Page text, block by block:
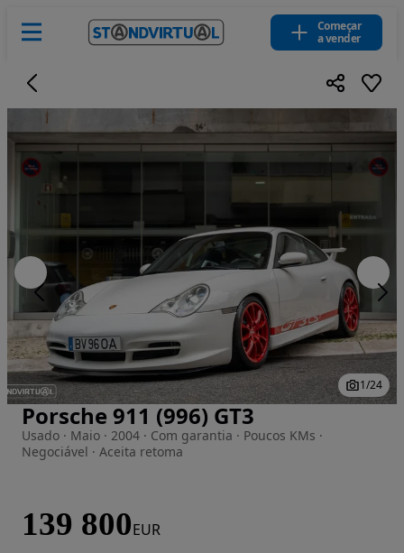
Começar
a vender
Imagem 1 de 24
1/24
Porsche 911 (996) GT3
Usado · Maio · 2004 · Com garantia · Poucos KMs ·
Negociável · Aceita retoma
139 800EUR